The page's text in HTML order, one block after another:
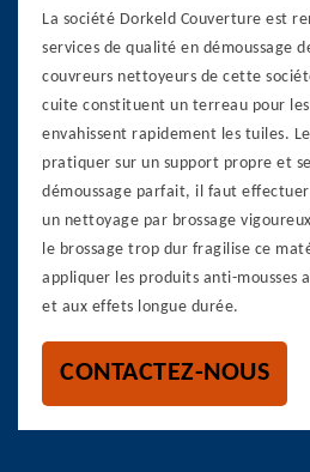
La société Dorkeld Couverture est
services de qualité en démoussage
couvreurs nettoyeurs de cette
cuite constituent un terreau pour les
envahissent rapidement les tuiles.
pratiquer sur un support propre et
démoussage parfait, il faut
un nettoyage par brossage
le brossage trop dur fragilise ce
appliquer les produits anti-mousses
et aux effets longue durée.
CONTACTEZ-NOUS